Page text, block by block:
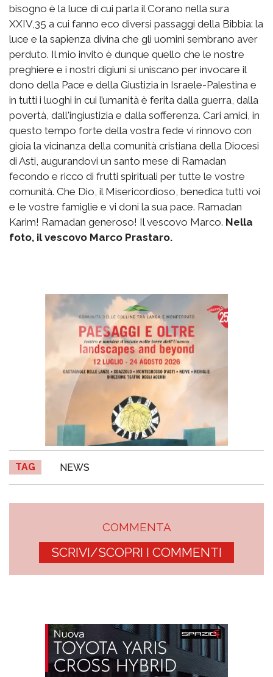
bisogno è la luce di cui parla il Corano nella sura
XXIV,35 a cui fanno eco diversi passaggi della Bibbia: la
luce e la sapienza divina che gli uomini sembrano aver
perduto. Il mio invito è dunque quello che le nostre
preghiere e i nostri digiuni si uniscano per invocare il
dono della Pace e della Giustizia in Israele-Palestina e
in tutti i luoghi in cui l’umanità è ferita dalla guerra, dalla
povertà, dall'ingiustizia e dalla sofferenza. Cari amici, in
questo tempo forte della vostra fede vi rinnovo con
gioia la vicinanza della comunità cristiana della Diocesi
di Asti, augurandovi un santo mese di Ramadan
fecondo e ricco di frutti spirituali per tutte le vostre
comunità. Che Dio, il Misericordioso, benedica tutti voi
e le vostre famiglie e vi doni la sua pace. Ramadan
Karim! Ramadan generoso! Il vescovo Marco. Nella
foto, il vescovo Marco Prastaro.
TAG NEWS
COMMENTA
SCRIVI/SCOPRI I COMMENTI